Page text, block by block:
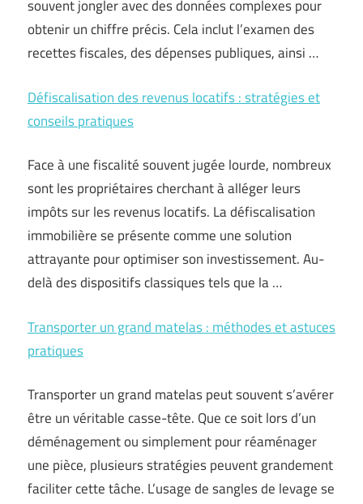
souvent jongler avec des données complexes pour
obtenir un chiffre précis. Cela inclut l’examen des
recettes fiscales, des dépenses publiques, ainsi …
Défiscalisation des revenus locatifs : stratégies et
conseils pratiques
Face à une fiscalité souvent jugée lourde, nombreux
sont les propriétaires cherchant à alléger leurs
impôts sur les revenus locatifs. La défiscalisation
immobilière se présente comme une solution
attrayante pour optimiser son investissement. Au-
delà des dispositifs classiques tels que la …
Transporter un grand matelas : méthodes et astuces
pratiques
Transporter un grand matelas peut souvent s’avérer
être un véritable casse-tête. Que ce soit lors d’un
déménagement ou simplement pour réaménager
une pièce, plusieurs stratégies peuvent grandement
faciliter cette tâche. L’usage de sangles de levage se